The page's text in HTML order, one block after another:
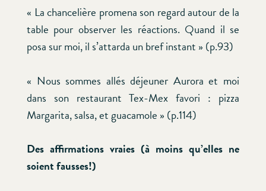
« La chancelière promena son regard autour de la
table pour observer les réactions. Quand il se
posa sur moi, il s’attarda un bref instant » (p.93)
« Nous sommes allés déjeuner Aurora et moi
dans son restaurant Tex-Mex favori : pizza
Margarita, salsa, et guacamole » (p.114)
Des affirmations vraies (à moins qu’elles ne
soient fausses!)